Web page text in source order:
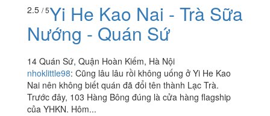
2.5 / 5Yi He Kao Nai - Trà Sữa
Nướng - Quán Sứ
14 Quán Sứ, Quận Hoàn Kiếm, Hà Nội
nhoklittle98: Cũng lâu lâu rồi không uống ở Yi He Kao
Nai nên không biết quán đã đổi tên thành Lạc Trà.
Trước đây, 103 Hàng Bông đúng là cửa hàng flagship
của YHKN. Hôm...